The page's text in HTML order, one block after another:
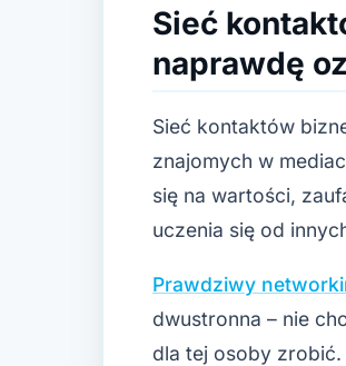
Sieć
naprawdę
Sieć kontaktów
znajomych w
się na wartości,
uczenia się od
Prawdziwy
dwustronna – nie
dla tej osoby zrobić.